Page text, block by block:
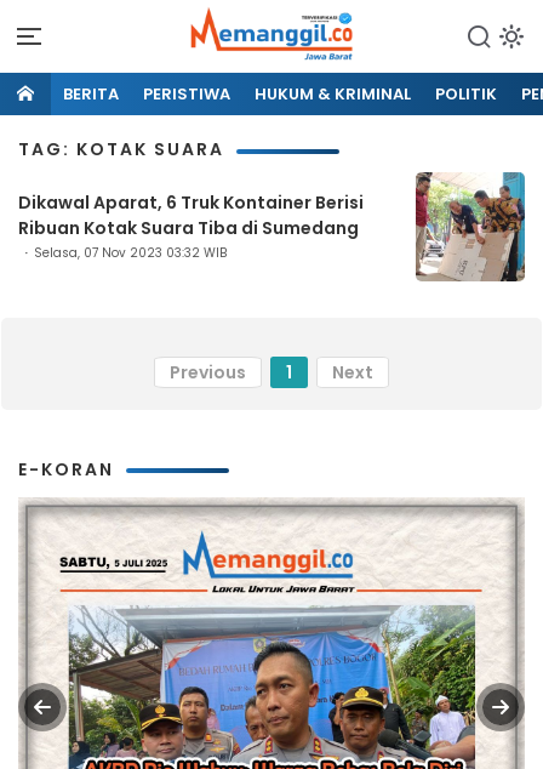
BERITA PERISTIWA HUKUM & KRIMINAL POLITIK
TAG: KOTAK SUARA
Dikawal Aparat, 6 Truk Kontainer Berisi
Ribuan Kotak Suara Tiba di Sumedang
Selasa, 07 Nov 2023 03:32 WIB
Previous 1 Next
E-KORAN